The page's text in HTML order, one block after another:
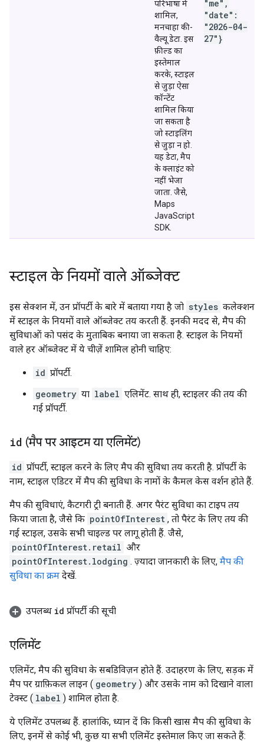
परिभाषा में
शामिल,
मनचाहा की-
वैल्यू डेटा. इस
फ़ील्ड का
इस्तेमाल
करके, स्टाइल
से जुड़ा ऐसा
कॉन्टेंट
शामिल किया
जा सकता है
जो स्टाइलिंग
से जुड़ा न हो.
यह डेटा, मैप
के क्लाइंट को
नहीं भेजा
जाता. जैसे,
Maps
JavaScript
SDK.
"me",
"date":
"2026-04-
27"}
स्टाइल के नियमों वाले ऑब्जेक्ट
इस सेक्शन में, उन प्रॉपर्टी के बारे में बताया गया है जो styles कलेक्शन
में स्टाइल के नियमों वाले ऑब्जेक्ट तय करती हैं. इनकी मदद से, मैप की
सुविधाओं को पसंद के मुताबिक बनाया जा सकता है. स्टाइल के नियमों
वाले हर ऑब्जेक्ट में ये चीज़ें शामिल होनी चाहिए:
id प्रॉपर्टी.
geometry या label एलिमेंट. साथ ही, स्टाइलर की तय की
गई प्रॉपर्टी.
id (मैप पर आइटम या एलिमेंट)
id प्रॉपर्टी, स्टाइल करने के लिए मैप की सुविधा तय करती है. प्रॉपर्टी के
नाम, स्टाइल एडिटर में मैप की सुविधा के नामों के कैमल केस वर्शन होते हैं.
मैप की सुविधाएं, कैटगरी ट्री बनाती हैं. अगर पैरंट सुविधा का टाइप तय
किया जाता है, जैसे कि pointOfInterest , तो पैरंट के लिए तय की
गई स्टाइल, उसके सभी चाइल्ड पर लागू होती हैं. जैसे,
pointOfInterest.retail और
pointOfInterest.lodging . ज़्यादा जानकारी के लिए, मैप की
सुविधा का क्रम देखें.
उपलब्ध id प्रॉपर्टी की सूची
एलिमेंट
एलिमेंट, मैप की सुविधा के सबडिविज़न होते हैं. उदाहरण के लिए, सड़क में
मैप पर ग्राफ़िकल लाइन ( geometry ) और उसके नाम को दिखाने वाला
टेक्स्ट ( label ) शामिल होता है.
ये एलिमेंट उपलब्ध हैं. हालांकि, ध्यान दें कि किसी खास मैप की सुविधा के
लिए, इनमें से कोई भी, कुछ या सभी एलिमेंट इस्तेमाल किए जा सकते हैं: